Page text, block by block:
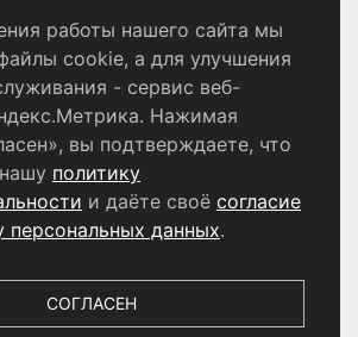
конфиденциальности
обработку персональных данных
издание «Информационный
Свидетельство о регистрации СМИ
службой по надзору в сфере
технологий и массовых
ООО «Телерадиокомпания
работы нашего сайта мы
cookie, а для улучшения
- сервис веб-
Нажимая
вы подтверждаете, что
политику
и даёте своё согласие
персональных данных.
СОГЛАСЕН